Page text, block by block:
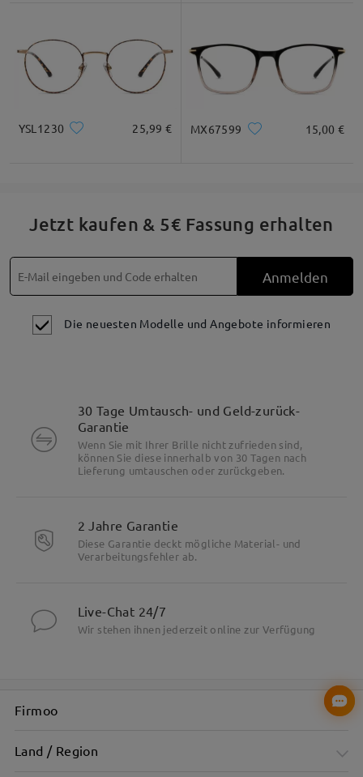
YSL1230 25,99 € MX67599 15,00 €
Jetzt kaufen & 5€ Fassung erhalten
Anmelden
Die neuesten Modelle und Angebote informieren
30 Tage Umtausch- und Geld-zurück-
Garantie
Wenn Sie mit Ihrer Brille nicht zufrieden sind,
können Sie diese innerhalb von 30 Tagen nach
Lieferung umtauschen oder zurückgeben.
2 Jahre Garantie
Diese Garantie deckt mögliche Material- und
Verarbeitungsfehler ab.
Live-Chat 24/7
Wir stehen ihnen jederzeit online zur Verfügung
Firmoo
Land / Region